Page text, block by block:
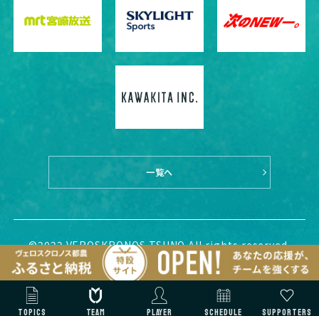
一覧へ
©2022 VEROSKRONOS TSUNO All rights reserved.
TOPICS TEAM PLAYER SCHEDULE SUPPORTERS